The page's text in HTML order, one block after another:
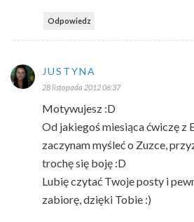
Odpowiedz
JUSTYNA
28 listopada 2012 06:37
Motywujesz :D
Od jakiegoś miesiąca ćwiczę z
zaczynam myśleć o Zuzce,
trochę się boję :D
Lubię czytać Twoje posty i
zabiorę, dzięki Tobie :)